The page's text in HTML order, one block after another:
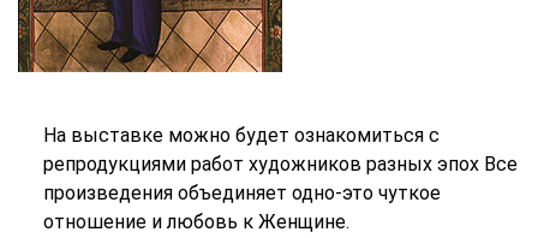
На выставке можно будет ознакомиться с
репродукциями работ художников разных эпох Все
произведения объединяет одно-это чуткое
отношение и любовь к Женщине.